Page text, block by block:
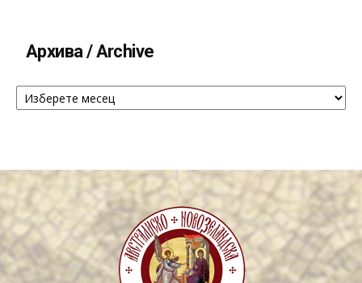
Архива / Archive
Архива